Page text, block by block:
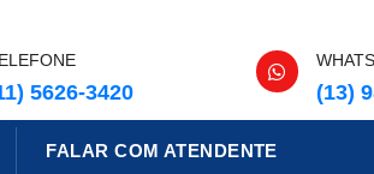
5626-3420 (13)
FALAR COM ATENDENTE